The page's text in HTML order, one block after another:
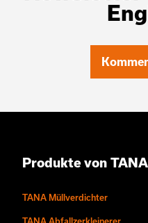
Produkte von TANA
TANA Müllverdichter
TANA Abfallzerkleinerer